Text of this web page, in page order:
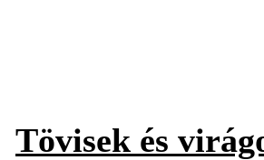
Tövisek és